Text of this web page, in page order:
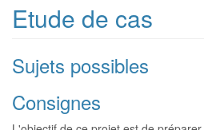
Etude de cas
Sujets possibles
Consignes